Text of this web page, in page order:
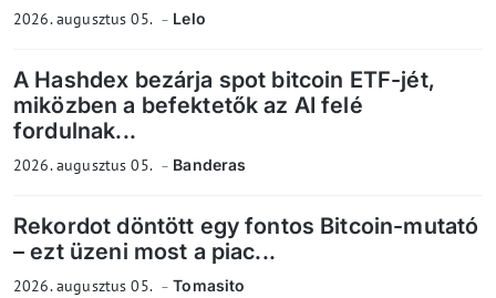
2026. augusztus 05. Lelo
A Hashdex bezárja spot bitcoin ETF-jét,
miközben a befektetők az AI felé
fordulnak...
2026. augusztus 05. Banderas
Rekordot döntött egy fontos Bitcoin-mutató
– ezt üzeni most a piac...
2026. augusztus 05. Tomasito